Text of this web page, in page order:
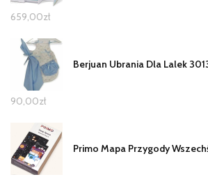
659,00zł
Berjuan Ubrania Dla Lalek
90,00zł
Primo Mapa Przygody